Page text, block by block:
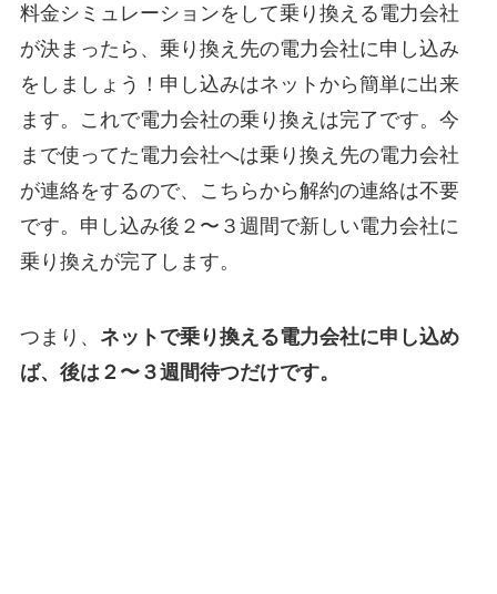
料金シミュレーションをして乗り換える電力会社
が決まったら、乗り換え先の電力会社に申し込み
をしましょう！申し込みはネットから簡単に出来
ます。これで電力会社の乗り換えは完了です。今
まで使ってた電力会社へは乗り換え先の電力会社
が連絡をするので、こちらから解約の連絡は不要
です。申し込み後２〜３週間で新しい電力会社に
乗り換えが完了します。
つまり、 ネットで乗り換える電力会社に申し込め
ば、後は２〜３週間待つだけです。